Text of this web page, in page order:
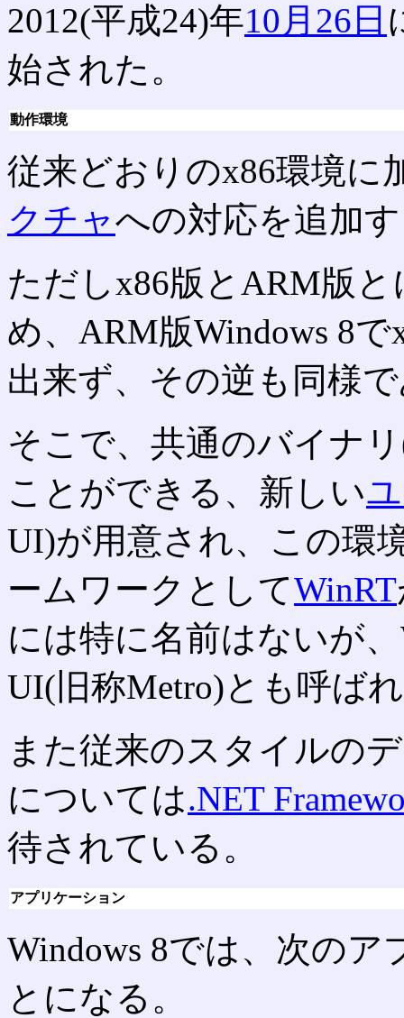
2012(平成24)年10月26日
始された。
動作環境
従来どおりのx86環境に
クチャへの対応を追加
ただしx86版とARM版
め、ARM版Windows 8
出来ず、その逆も同様
そこで、共通のバイナ
ことができる、新しい
UI)が用意され、この環
ームワークとしてWinRT
には特に名前はないが
UI(旧称Metro)とも呼ば
また従来のスタイルの
については.NET
待されている。
アプリケーション
Windows 8では、次の
とになる。